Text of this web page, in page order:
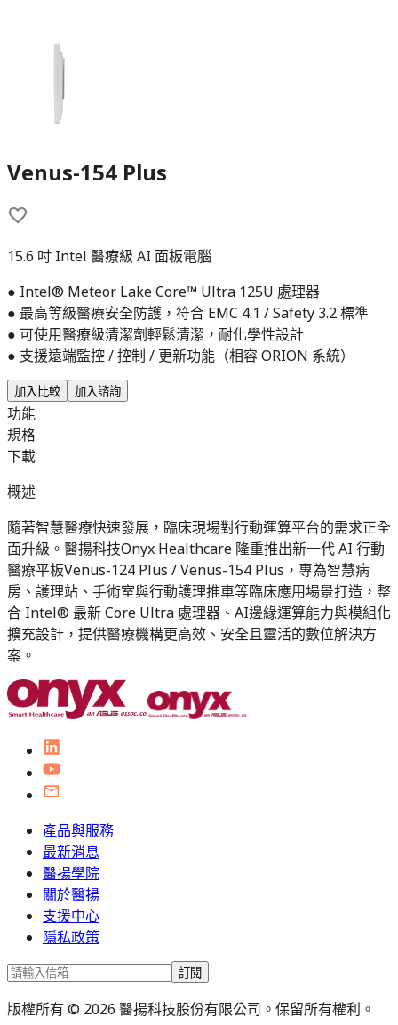
Venus-154 Plus
15.6 吋 Intel 醫療級 AI 面板電腦
● Intel® Meteor Lake Core™ Ultra 125U 處理器
● 最高等級醫療安全防護，符合 EMC 4.1 / Safety 3.2 標準
● 可使用醫療級清潔劑輕鬆清潔，耐化學性設計
● 支援遠端監控 / 控制 / 更新功能（相容 ORION 系統）
加入比較 加入諮詢
功能
規格
下載
概述
隨著智慧醫療快速發展，臨床現場對行動運算平台的需求正全
面升級。醫揚科技Onyx Healthcare 隆重推出新一代 AI 行動
醫療平板Venus-124 Plus / Venus-154 Plus，專為智慧病
房、護理站、手術室與行動護理推車等臨床應用場景打造，整
合 Intel® 最新 Core Ultra 處理器、AI邊緣運算能力與模組化
擴充設計，提供醫療機構更高效、安全且靈活的數位解決方
案。
產品與服務
最新消息
醫揚學院
關於醫揚
支援中心
隱私政策
訂閱
版權所有 © 2026 醫揚科技股份有限公司。保留所有權利。